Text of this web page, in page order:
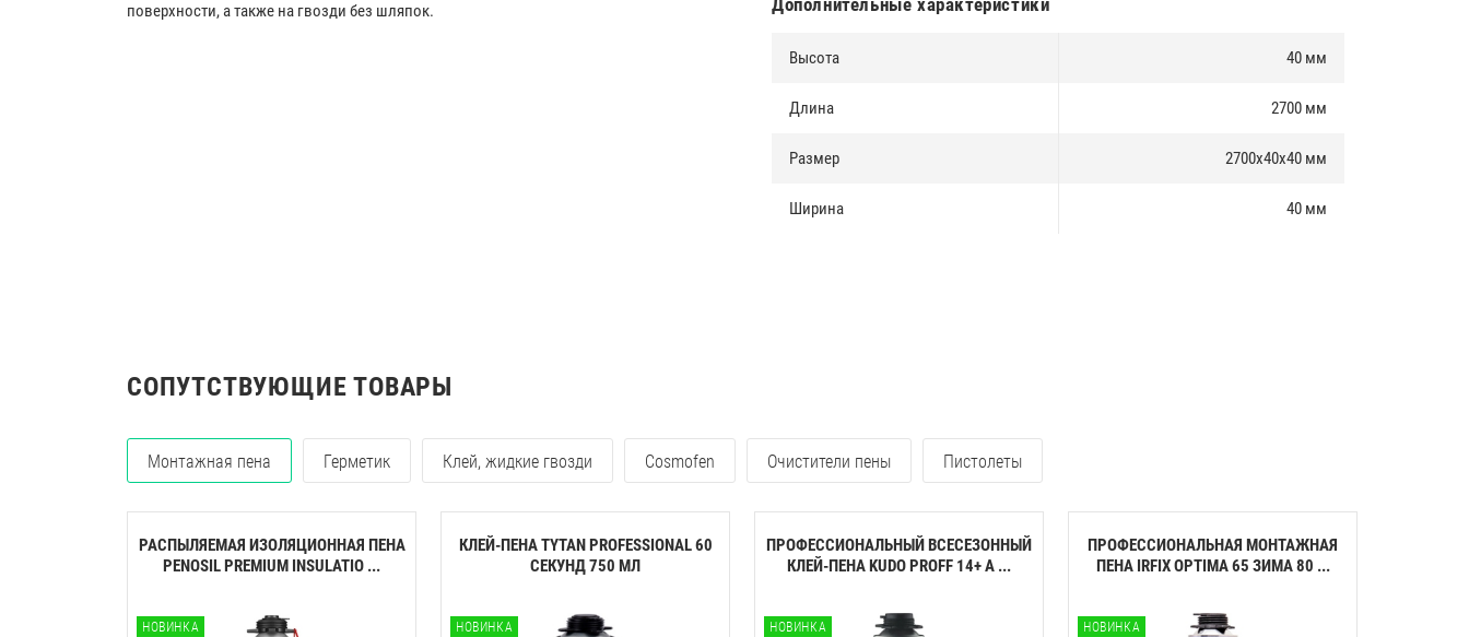
поверхности, а также на гвозди без шляпок.
Дополнительные характеристики
Высота 40 мм
Длина 2700 мм
Размер 2700х40х40 мм
Ширина 40 мм
СОПУТСТВУЮЩИЕ ТОВАРЫ
Монтажная пена Герметик Клей, жидкие гвозди Cosmofen Очистители пены Пистолеты
РАСПЫЛЯЕМАЯ ИЗОЛЯЦИОННАЯ ПЕНА
PENOSIL PREMIUM INSULATIO ...
НОВИНКА
КЛЕЙ-ПЕНА TYTAN PROFESSIONAL 60
CЕКУНД 750 МЛ
НОВИНКА
ПРОФЕССИОНАЛЬНЫЙ ВСЕСЕЗОННЫЙ
КЛЕЙ-ПЕНА KUDO PROFF 14+ A ...
НОВИНКА
ПРОФЕССИОНАЛЬНАЯ МОНТАЖНАЯ
ПЕНА IRFIX OPTIMA 65 ЗИМА 80 ...
НОВИНКА